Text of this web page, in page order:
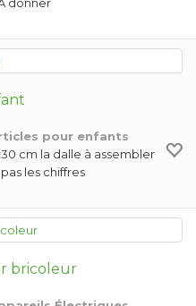
pour enfants
cm la dalle à assembler
les chiffres
bricoleur